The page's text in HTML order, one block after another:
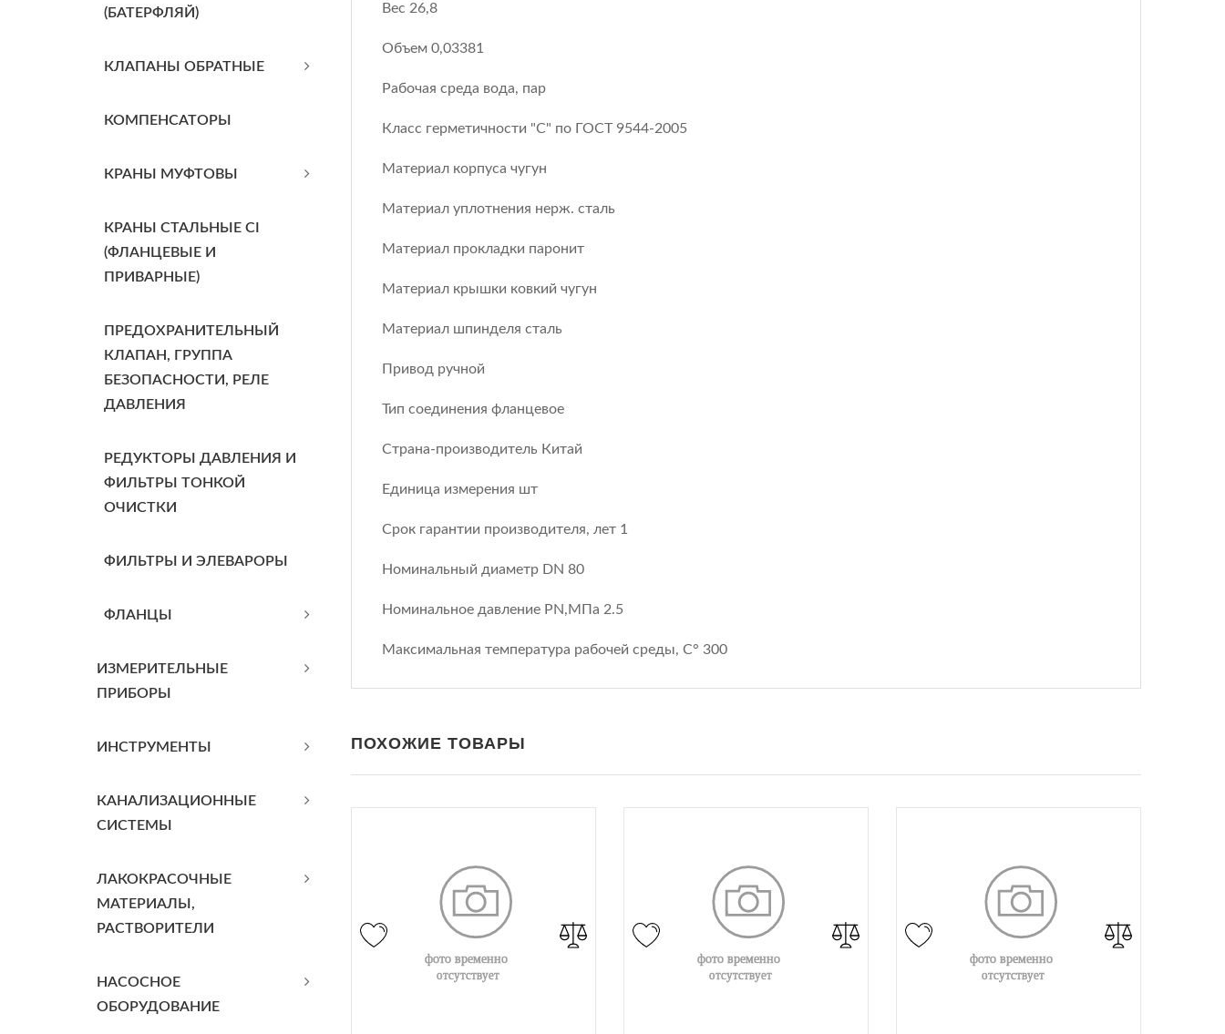
(БАТЕРФЛЯЙ)
КЛАПАНЫ ОБРАТНЫЕ
КОМПЕНСАТОРЫ
КРАНЫ МУФТОВЫ
КРАНЫ СТАЛЬНЫЕ CI
(ФЛАНЦЕВЫЕ И
ПРИВАРНЫЕ)
ПРЕДОХРАНИТЕЛЬНЫЙ
КЛАПАН, ГРУППА
БЕЗОПАСНОСТИ, РЕЛЕ
ДАВЛЕНИЯ
РЕДУКТОРЫ ДАВЛЕНИЯ И
ФИЛЬТРЫ ТОНКОЙ
ОЧИСТКИ
ФИЛЬТРЫ И ЭЛЕВАРОРЫ
ФЛАНЦЫ
ИЗМЕРИТЕЛЬНЫЕ
ПРИБОРЫ
ИНСТРУМЕНТЫ
КАНАЛИЗАЦИОННЫЕ
СИСТЕМЫ
ЛАКОКРАСОЧНЫЕ
МАТЕРИАЛЫ,
РАСТВОРИТЕЛИ
НАСОСНОЕ
ОБОРУДОВАНИЕ
Вес 26,8
Объем 0,03381
Рабочая среда вода, пар
Класс герметичности "С" по ГОСТ 9544-2005
Материал корпуса чугун
Материал уплотнения нерж. сталь
Материал прокладки паронит
Материал крышки ковкий чугун
Материал шпинделя сталь
Привод ручной
Тип соединения фланцевое
Страна-производитель Китай
Единица измерения шт
Срок гарантии производителя, лет 1
Номинальный диаметр DN 80
Номинальное давление PN,МПа 2.5
Максимальная температура рабочей среды, С° 300
ПОХОЖИЕ ТОВАРЫ